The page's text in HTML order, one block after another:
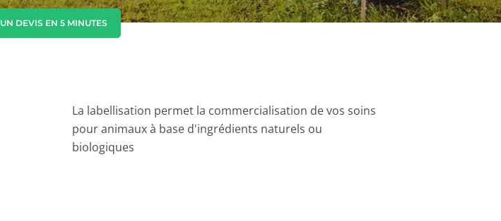
DEVIS EN 5 MINUTES
La labellisation permet la commercialisation de vos soins
pour animaux à base d'ingrédients naturels ou
biologiques